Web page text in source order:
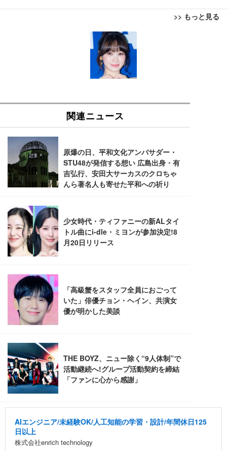
>> もっと見る
[EdoErgo] オフィスチェア 椅子 テレワーク 疲れな
い 跳ね上げ式アームレスト コンパクト 約105度ロッ
キング pc 事務椅子 360度回転 座面昇降 強化ナイロ
ン樹脂ベース 通気性メッシュ 在宅ワーク H-WY01
(黒網+黒枠+黒足)
SIHOO B100 オフィスチェア／デスクチェア メッシ
ュチェア 人間工学 疲れない ブラック
￥27,999
Sezlife オフィスチェア デスクチェア 疲れない テレ
ワーク チェア 強化バックレスト 30度ロッキング機
能 人間工学 椅子 腰サポート 90度跳ね上げ式アーム
レスト 3Dヘッドレスト ハンガー付き 高反発クッシ
￥7,680
ワーク チェア 強化バックレスト 30度ロッキング機
能 人間工学 椅子 腰サポート 90度跳ね上げ式アーム
レスト 3Dヘッドレスト ハンガー付き 高反発クッシ
￥7,680
ス圧無段階昇降 360度回転 キャスター付き コンパク
ト 幅52×奥行58.5×高さ84～96cm テレワーク 在宅
勤務 ブラック
￥4,139
EIZO ビジネス向けプレミアムモニター | FlexScan
EV3240X-WT | 31.5型4K UHD・USB Type-C・ホワ
EV2740X-WT | 27.0型4K UHD・USB Type-C・ホワ
イト
￥109,572
【純正品】27"ゲーミングモニター DualSense 充電
フック付き（CFI-ZDM1J）
￥49,979
ー フルHD（1920×1080）VA 非光沢 HDMI/DisplayP
ort/VGA スピーカー内蔵 高さ調整 スイベル VESA対
応 ComfortView ビジネス向け
￥15,800
グモニター QD 24.5インチ 1ms FHD 量子ドット 残
像低減 (3年保証 | 輝点保証 | 日本メーカー)
￥34,980
Amazonベーシック ペットシーツ 薄型 レギュラー 1
回使い捨て 無香料 ホワイト 300枚
Amazonベーシック ペットシーツ 厚型 ワイド 42枚
x2袋(84枚) ホワイト(吸収面:ライトブルー)
￥3,234
ネオ・ルーライフ ネオ・オムツ L 中型犬用 26枚入
り 単品
￥1,800
限定】 Smart Basic アイリスオーヤマ ペットシーツ
超厚型 お徳用 ワイド 100枚入 (x 1) (ケース販売)
￥3,670
ュラー 200枚入【Amazon.co.jp限定】
￥3,731
AIエンジニア/未経験OK/人工知能の学習・設計/年間休日125
日以上
株式会社enrich technology